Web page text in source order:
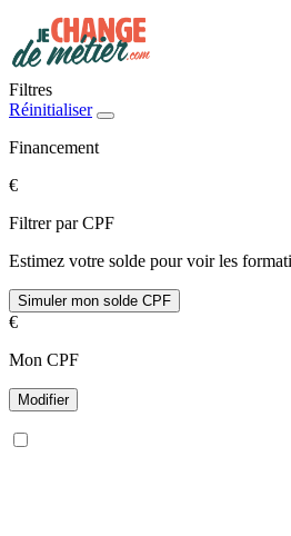
Filtres
Réinitialiser
Financement
€
Filtrer par CPF
Estimez votre solde pour voir les
Simuler mon solde CPF
€
Mon CPF
Modifier